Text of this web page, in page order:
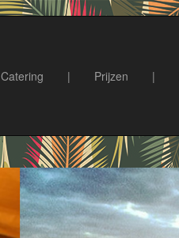
Catering | Prijzen |